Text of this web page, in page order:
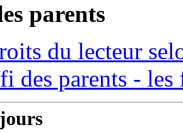
parents
du lecteur
des parents -